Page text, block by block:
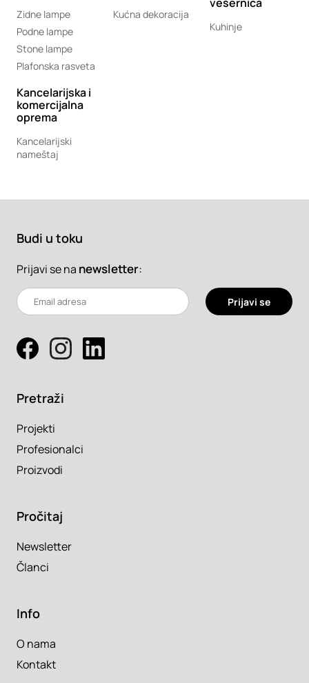
Zidne lampe
Podne lampe
Stone lampe
Plafonska rasveta
Kućna dekoracija
Kuhinje
Kancelarijska i
komercijalna
oprema
Kancelarijski
nameštaj
Budi u toku
Prijavi se na newsletter:
Prijavi se
Pretraži
Projekti
Profesionalci
Proizvodi
Pročitaj
Newsletter
Članci
Info
O nama
Kontakt